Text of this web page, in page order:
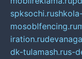
spksochi.ru
mosoblfencing.ru
iration.ru
dk-tulamash.rus-